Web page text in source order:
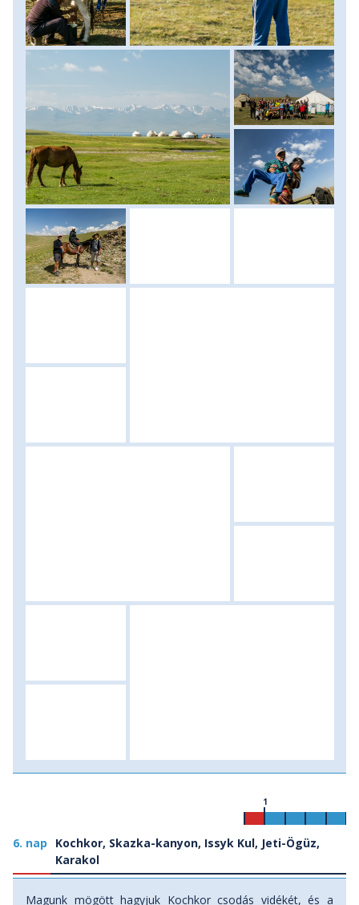
változatait. Szállás: családi szállás. Ellátás: reggeli, ebéd.
(táv: 12 km, szint: 600 m, menetidő: 5-6 óra)
6. nap
Kochkor, Skazka-kanyon, Issyk Kul, Jeti-Ögüz,
Karakol
1
Magunk mögött hagyjuk Kochkor csodás vidékét, és a